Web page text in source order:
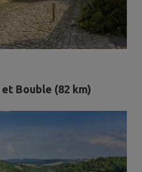
Bouble (82 km)